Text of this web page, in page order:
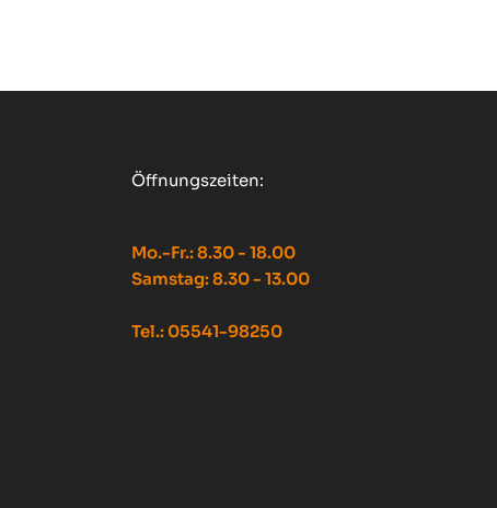
Öffnungszeiten:
Mo.-Fr.: 8.30 - 18.00
Samstag: 8.30 - 13.00
Tel.: 05541-98250